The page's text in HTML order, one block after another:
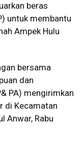
beras
untuk membantu
Ampek Hulu
bersama
dan
PA) mengirimkan
di Kecamatan
Anwar, Rabu